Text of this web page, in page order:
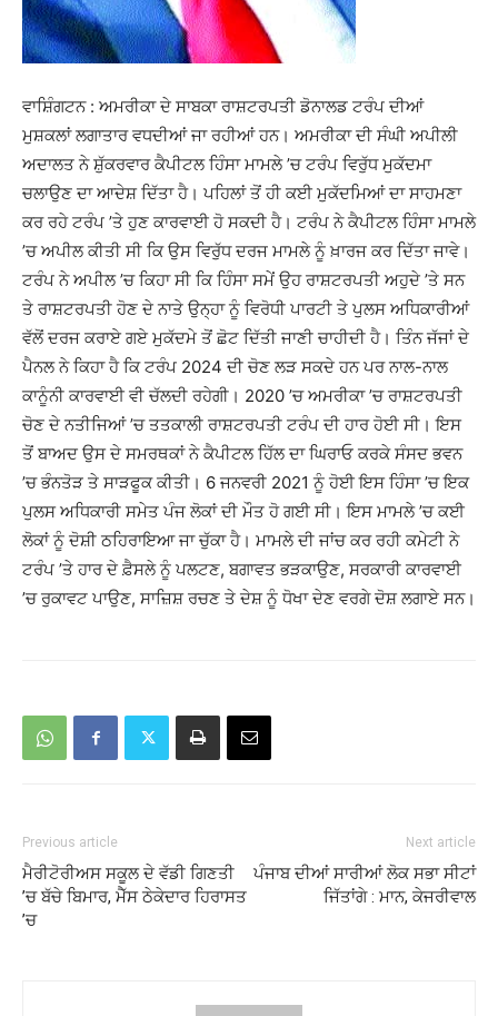
ਵਾਸ਼ਿੰਗਟਨ : ਅਮਰੀਕਾ ਦੇ ਸਾਬਕਾ ਰਾਸ਼ਟਰਪਤੀ ਡੋਨਾਲਡ ਟਰੰਪ ਦੀਆਂ
ਮੁਸ਼ਕਲਾਂ ਲਗਾਤਾਰ ਵਧਦੀਆਂ ਜਾ ਰਹੀਆਂ ਹਨ। ਅਮਰੀਕਾ ਦੀ ਸੰਘੀ ਅਪੀਲੀ
ਅਦਾਲਤ ਨੇ ਸ਼ੁੱਕਰਵਾਰ ਕੈਪੀਟਲ ਹਿੰਸਾ ਮਾਮਲੇ ’ਚ ਟਰੰਪ ਵਿਰੁੱਧ ਮੁਕੱਦਮਾ
ਚਲਾਉਣ ਦਾ ਆਦੇਸ਼ ਦਿੱਤਾ ਹੈ। ਪਹਿਲਾਂ ਤੋਂ ਹੀ ਕਈ ਮੁਕੱਦਮਿਆਂ ਦਾ ਸਾਹਮਣਾ
ਕਰ ਰਹੇ ਟਰੰਪ ’ਤੇ ਹੁਣ ਕਾਰਵਾਈ ਹੋ ਸਕਦੀ ਹੈ। ਟਰੰਪ ਨੇ ਕੈਪੀਟਲ ਹਿੰਸਾ ਮਾਮਲੇ
’ਚ ਅਪੀਲ ਕੀਤੀ ਸੀ ਕਿ ਉਸ ਵਿਰੁੱਧ ਦਰਜ ਮਾਮਲੇ ਨੂੰ ਖ਼ਾਰਜ ਕਰ ਦਿੱਤਾ ਜਾਵੇ।
ਟਰੰਪ ਨੇ ਅਪੀਲ ’ਚ ਕਿਹਾ ਸੀ ਕਿ ਹਿੰਸਾ ਸਮੇਂ ਉਹ ਰਾਸ਼ਟਰਪਤੀ ਅਹੁਦੇ ’ਤੇ ਸਨ
ਤੇ ਰਾਸ਼ਟਰਪਤੀ ਹੋਣ ਦੇ ਨਾਤੇ ਉਨ੍ਹਾ ਨੂੰ ਵਿਰੋਧੀ ਪਾਰਟੀ ਤੇ ਪੁਲਸ ਅਧਿਕਾਰੀਆਂ
ਵੱਲੋਂ ਦਰਜ ਕਰਾਏ ਗਏ ਮੁਕੱਦਮੇ ਤੋਂ ਛੋਟ ਦਿੱਤੀ ਜਾਣੀ ਚਾਹੀਦੀ ਹੈ। ਤਿੰਨ ਜੱਜਾਂ ਦੇ
ਪੈਨਲ ਨੇ ਕਿਹਾ ਹੈ ਕਿ ਟਰੰਪ 2024 ਦੀ ਚੋਣ ਲੜ ਸਕਦੇ ਹਨ ਪਰ ਨਾਲ-ਨਾਲ
ਕਾਨੂੰਨੀ ਕਾਰਵਾਈ ਵੀ ਚੱਲਦੀ ਰਹੇਗੀ। 2020 ’ਚ ਅਮਰੀਕਾ ’ਚ ਰਾਸ਼ਟਰਪਤੀ
ਚੋਣ ਦੇ ਨਤੀਜਿਆਂ ’ਚ ਤਤਕਾਲੀ ਰਾਸ਼ਟਰਪਤੀ ਟਰੰਪ ਦੀ ਹਾਰ ਹੋਈ ਸੀ। ਇਸ
ਤੋਂ ਬਾਅਦ ਉਸ ਦੇ ਸਮਰਥਕਾਂ ਨੇ ਕੈਪੀਟਲ ਹਿੱਲ ਦਾ ਘਿਰਾਓ ਕਰਕੇ ਸੰਸਦ ਭਵਨ
’ਚ ਭੰਨਤੋੜ ਤੇ ਸਾੜਫੂਕ ਕੀਤੀ। 6 ਜਨਵਰੀ 2021 ਨੂੰ ਹੋਈ ਇਸ ਹਿੰਸਾ ’ਚ ਇਕ
ਪੁਲਸ ਅਧਿਕਾਰੀ ਸਮੇਤ ਪੰਜ ਲੋਕਾਂ ਦੀ ਮੌਤ ਹੋ ਗਈ ਸੀ। ਇਸ ਮਾਮਲੇ ’ਚ ਕਈ
ਲੋਕਾਂ ਨੂੰ ਦੋਸ਼ੀ ਠਹਿਰਾਇਆ ਜਾ ਚੁੱਕਾ ਹੈ। ਮਾਮਲੇ ਦੀ ਜਾਂਚ ਕਰ ਰਹੀ ਕਮੇਟੀ ਨੇ
ਟਰੰਪ ’ਤੇ ਹਾਰ ਦੇ ਫ਼ੈਸਲੇ ਨੂੰ ਪਲਟਣ, ਬਗਾਵਤ ਭੜਕਾਉਣ, ਸਰਕਾਰੀ ਕਾਰਵਾਈ
’ਚ ਰੁਕਾਵਟ ਪਾਉਣ, ਸਾਜ਼ਿਸ਼ ਰਚਣ ਤੇ ਦੇਸ਼ ਨੂੰ ਧੋਖਾ ਦੇਣ ਵਰਗੇ ਦੋਸ਼ ਲਗਾਏ ਸਨ।
Previous article
ਮੈਰੀਟੋਰੀਅਸ ਸਕੂਲ ਦੇ ਵੱਡੀ ਗਿਣਤੀ
’ਚ ਬੱਚੇ ਬਿਮਾਰ, ਮੈੱਸ ਠੇਕੇਦਾਰ ਹਿਰਾਸਤ
’ਚ
Next article
ਪੰਜਾਬ ਦੀਆਂ ਸਾਰੀਆਂ ਲੋਕ ਸਭਾ ਸੀਟਾਂ
ਜਿੱਤਾਂਗੇ : ਮਾਨ, ਕੇਜਰੀਵਾਲ